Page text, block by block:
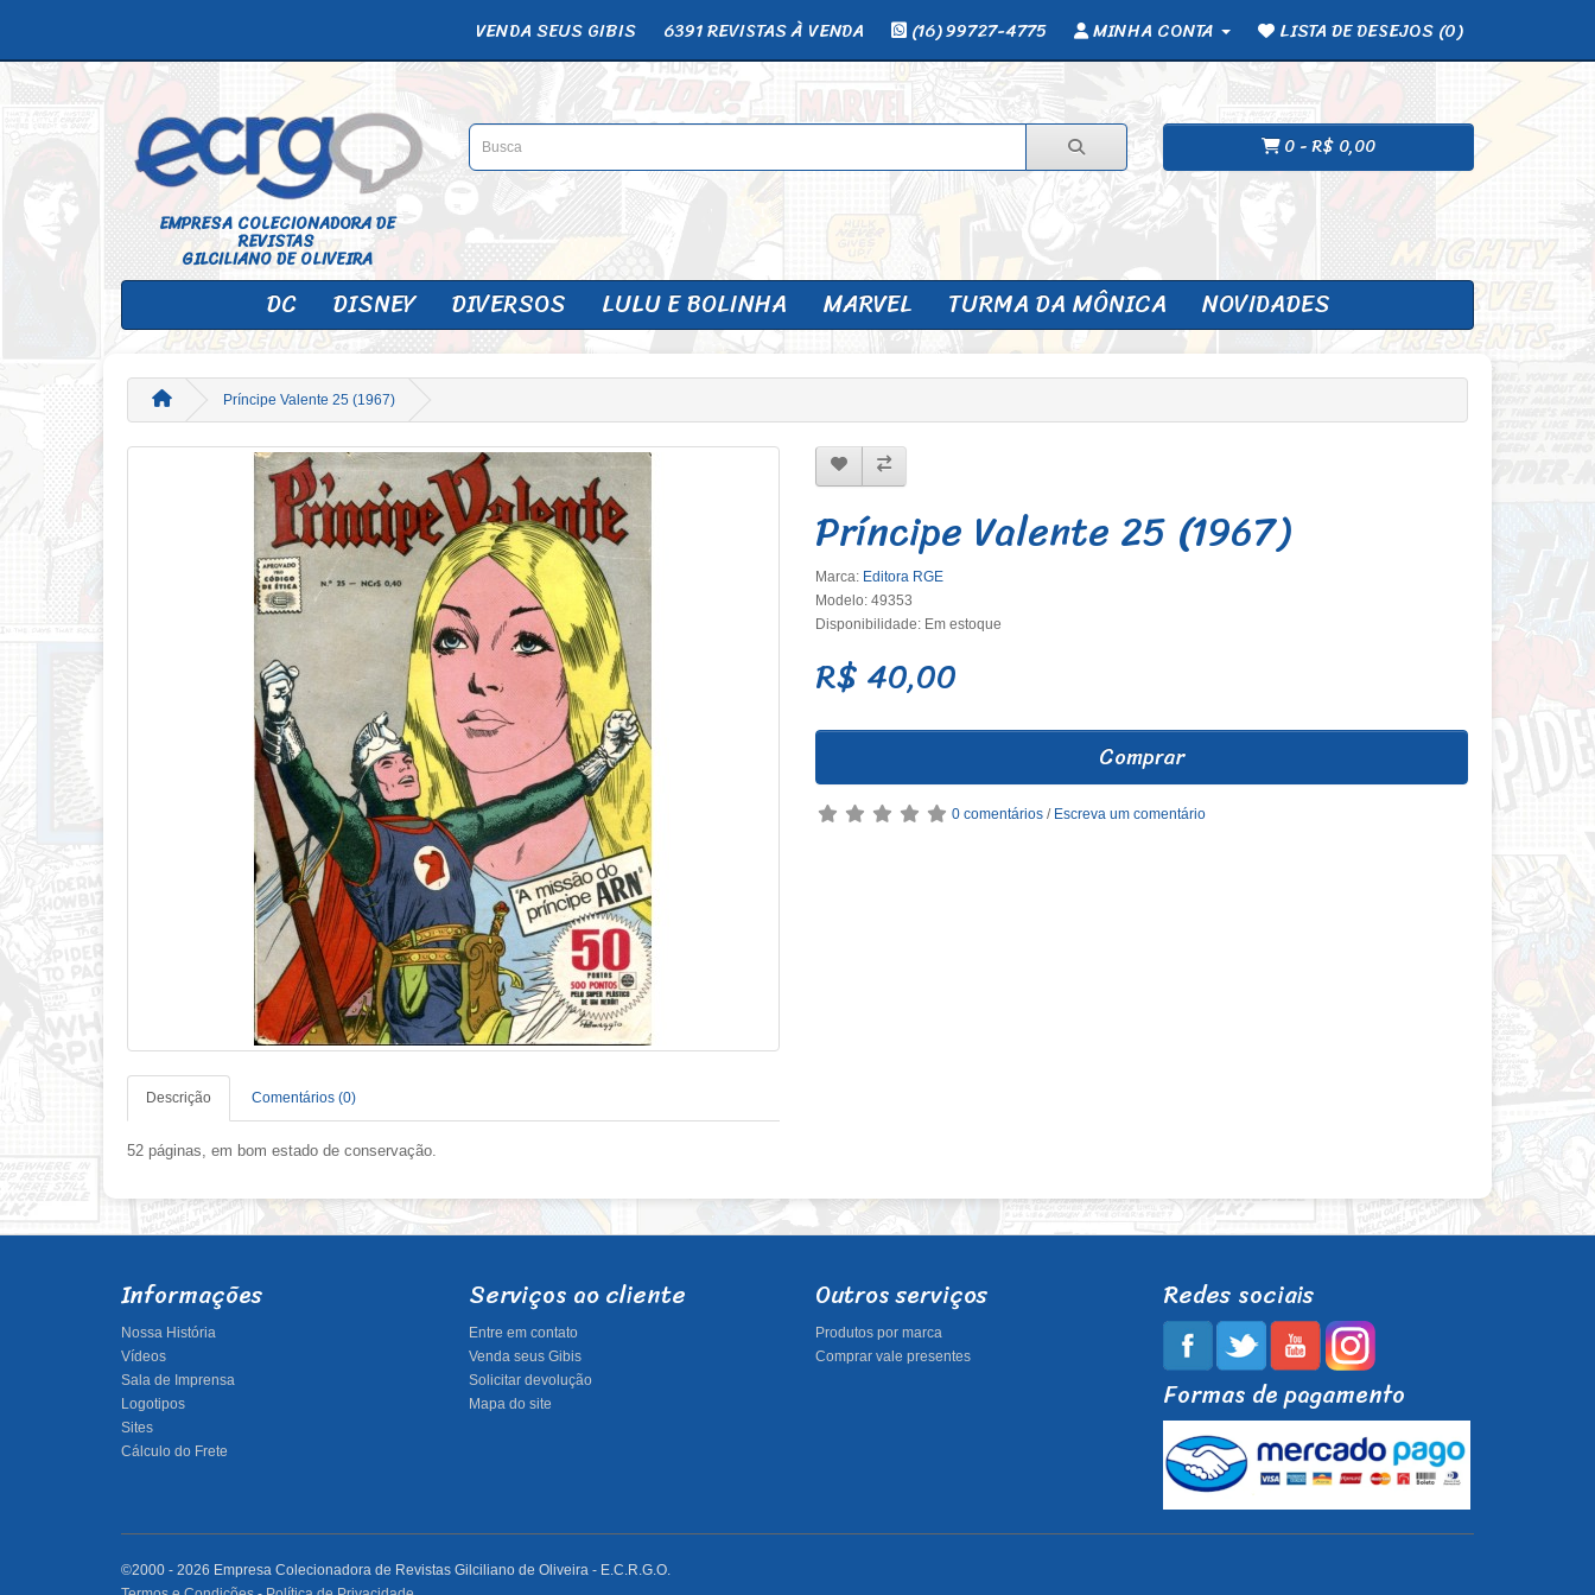
VENDA SEUS GIBIS 6391 REVISTAS À VENDA (16) 99727-4775 MINHA CONTA LISTA DE DESEJOS (0)
EMPRESA COLECIONADORA DE
REVISTAS
GILCILIANO DE OLIVEIRA
0 - R$ 0,00
DC DISNEY DIVERSOS LULU E BOLINHA MARVEL TURMA DA MÔNICA NOVIDADES
Príncipe Valente 25 (1967)
Descrição Comentários (0)
52 páginas, em bom estado de conservação.
Príncipe Valente 25 (1967)
Marca: Editora RGE
Modelo: 49353
Disponibilidade: Em estoque
R$ 40,00
Comprar
0 comentários / Escreva um comentário
Informações
Nossa História
Vídeos
Sala de Imprensa
Logotipos
Sites
Cálculo do Frete
Serviços ao cliente
Entre em contato
Venda seus Gibis
Solicitar devolução
Mapa do site
Outros serviços
Produtos por marca
Comprar vale presentes
Redes sociais
Formas de pagamento
©2000 - 2026 Empresa Colecionadora de Revistas Gilciliano de Oliveira - E.C.R.G.O.